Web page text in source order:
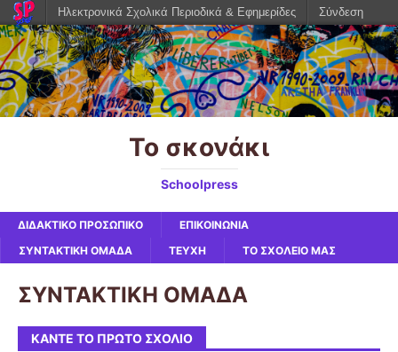
Το σκονάκι
Schoolpress
ΔΙΔΑΚΤΙΚΟ ΠΡΟΣΩΠΙΚΟ
ΕΠΙΚΟΙΝΩΝΙΑ
ΣΥΝΤΑΚΤΙΚΗ ΟΜΑΔΑ
ΤΕΥΧΗ ΤΟ ΣΧΟΛΕΙΟ ΜΑΣ
ΣΥΝΤΑΚΤΙΚΗ ΟΜΑΔΑ
ΚΆΝΤΕ ΤΟ ΠΡΏΤΟ ΣΧΌΛΙΟ
Ηλεκτρονικά Σχολικά Περιοδικά & Εφημερίδες Σύνδεση